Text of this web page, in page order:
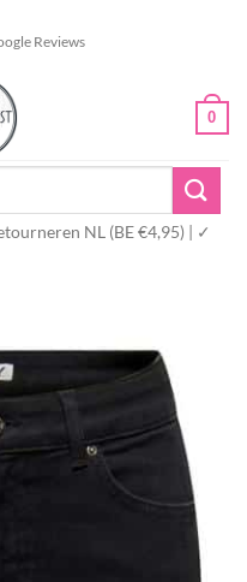
Reviews
0
NL (BE €4,95) | ✓